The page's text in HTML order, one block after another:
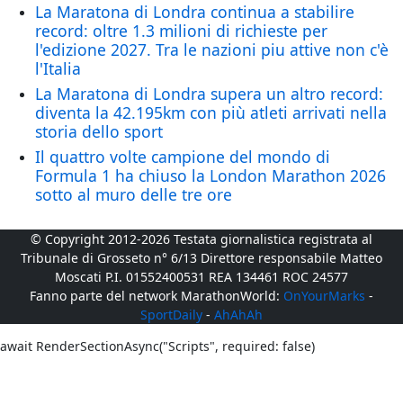
La Maratona di Londra continua a stabilire
record: oltre 1.3 milioni di richieste per
l'edizione 2027. Tra le nazioni piu attive non c'è
l'Italia
La Maratona di Londra supera un altro record:
diventa la 42.195km con più atleti arrivati nella
storia dello sport
Il quattro volte campione del mondo di
Formula 1 ha chiuso la London Marathon 2026
sotto al muro delle tre ore
© Copyright 2012-2026 Testata giornalistica registrata al
Tribunale di Grosseto n° 6/13 Direttore responsabile Matteo
Moscati P.I. 01552400531 REA 134461 ROC 24577
Fanno parte del network MarathonWorld: OnYourMarks -
SportDaily - AhAhAh
await RenderSectionAsync("Scripts", required: false)